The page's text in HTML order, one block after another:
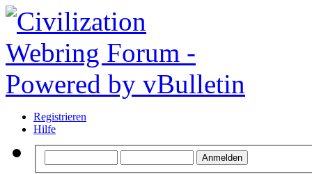
Registrieren
Hilfe